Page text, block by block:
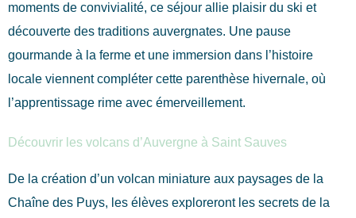
moments de convivialité, ce séjour allie plaisir du ski et
découverte des traditions auvergnates. Une pause
gourmande à la ferme et une immersion dans l’histoire
locale viennent compléter cette parenthèse hivernale, où
l’apprentissage rime avec émerveillement.
Découvrir les volcans d’Auvergne à Saint Sauves
De la création d’un volcan miniature aux paysages de la
Chaîne des Puys, les élèves exploreront les secrets de la